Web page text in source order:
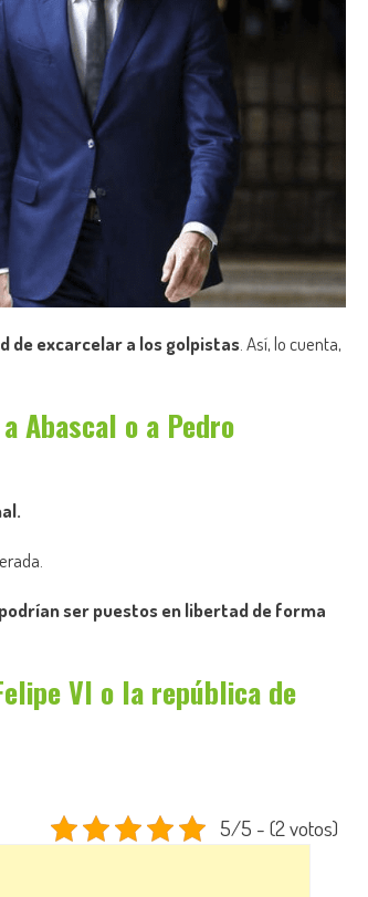
de excarcelar a los golpistas . Así, lo cuenta,
a Abascal o a Pedro
ser puestos en libertad de forma
VI o la república de
5/5 - (2 votos)